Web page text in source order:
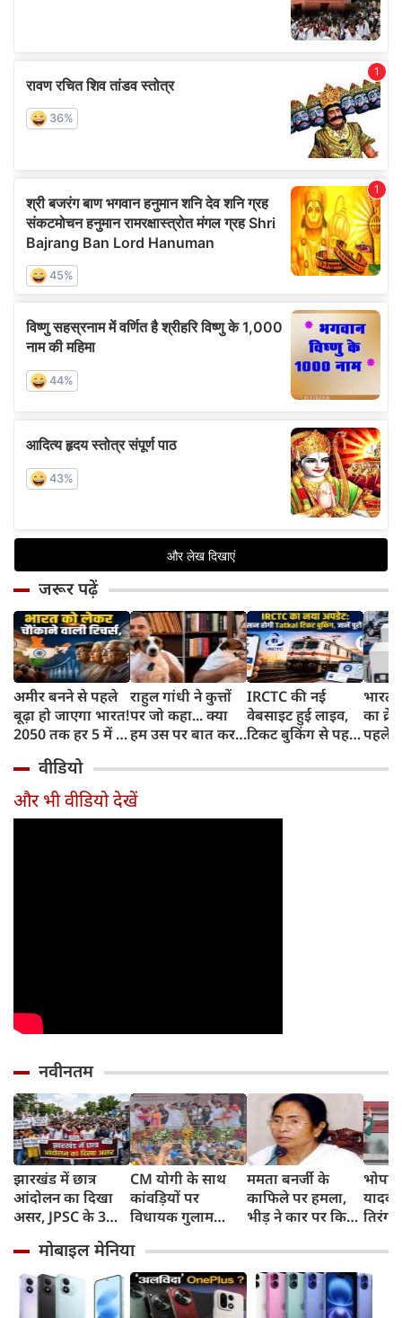
जरूर पढ़ें
अमीर बनने से पहले
बूढ़ा हो जाएगा भारत!
2050 तक हर 5 में 1
साल से ज्यादा उम्र का
राहुल गांधी ने कुत्तों
पर जो कहा... क्या
हम उस पर बात कर
IRCTC की नई
वेबसाइट हुई लाइव,
टिकट बुकिंग से पहले
काम, जानें पूरा
भारत
का
पहले
और
वीडियो
और भी वीडियो देखें
नवीनतम
झारखंड में छात्र
आंदोलन का दिखा
असर, JPSC के 3
इस्‍तीफा, प्रदर्शन को
लेकर क्या बोले CM
हेमंत सोरेन?
CM योगी के साथ
कांवड़ियों पर
विधायक गुलाम
फूल, UP में सियासत
गरमाई, AIMIM ने
उठाए सवाल
ममता बनर्जी के
काफिले पर हमला,
भीड़ ने कार पर किया
पुलिस पर लगा यह
आरोप
यादव
तिरंगा
ने
का
मोबाइल मेनिया